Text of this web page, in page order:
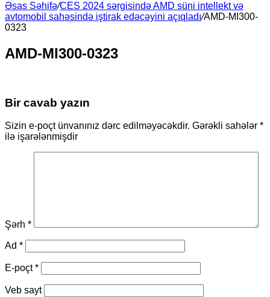
for
Əsas Səhifə/CES 2024 sərgisində AMD süni intellekt və
avtomobil sahəsində iştirak edəcəyini açıqladı/AMD-MI300-
0323
AMD-MI300-0323
Bir cavab yazın
Sizin e-poçt ünvanınız dərc edilməyəcəkdir. Gərəkli sahələr *
ilə işarələnmişdir
Şərh *
Ad *
E-poçt*
Veb sayt